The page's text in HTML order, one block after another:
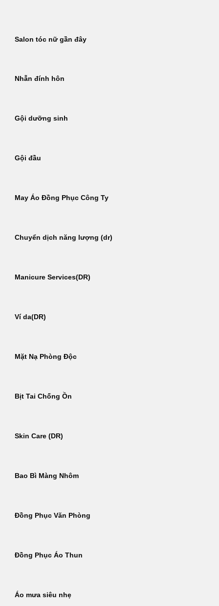
dungSalon tóc nữ gần đây
Nhẫn đính hôn
Gội dưỡng sinh
Gội đầu
May Áo Đồng Phục Công Ty
Chuyển dịch năng lượng (dr)
Manicure Services(DR)
Ví da(DR)
Mặt Nạ Phòng Độc
Bịt Tai Chống Ồn
Skin Care (DR)
Bao Bì Màng Nhôm
Đồng Phục Văn Phòng
Đồng Phục Áo Thun
Áo mưa siêu nhẹ